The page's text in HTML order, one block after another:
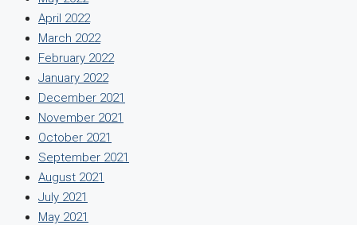
April 2022
March 2022
February 2022
January 2022
December 2021
November 2021
October 2021
September 2021
August 2021
July 2021
May 2021